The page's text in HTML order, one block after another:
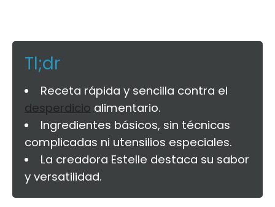
Tl;dr
Receta rápida y sencilla contra el
desperdicio alimentario.
Ingredientes básicos, sin técnicas
complicadas ni utensilios especiales.
La creadora Estelle destaca su sabor
y versatilidad.